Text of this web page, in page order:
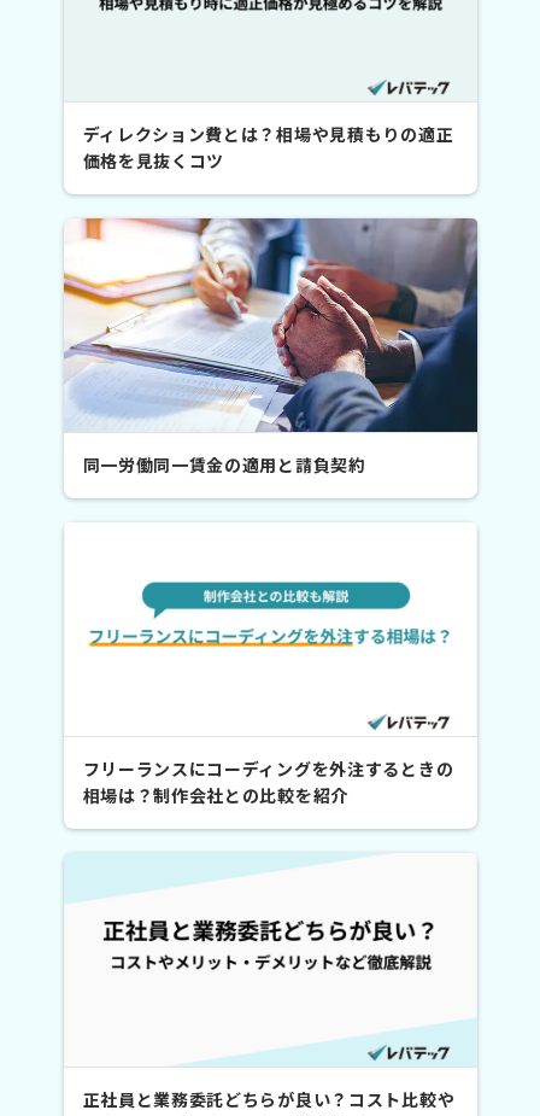
ディレクション費とは？相場や見積もりの適正
価格を見抜くコツ
同一労働同一賃金の適用と請負契約
フリーランスにコーディングを外注するときの
相場は？制作会社との比較を紹介
正社員と業務委託どちらが良い？コスト比較や